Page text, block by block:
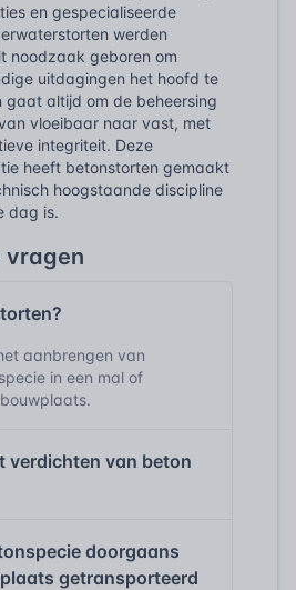
en gespecialiseerde
werden
noodzaak geboren om
uitdagingen het hoofd te
gaat altijd om de beheersing
vloeibaar naar vast, met
integriteit. Deze
heeft betonstorten gemaakt
hoogstaande discipline
dag is.
vragen
aanbrengen van
in een mal of
verdichten van beton
doorgaans
getransporteerd